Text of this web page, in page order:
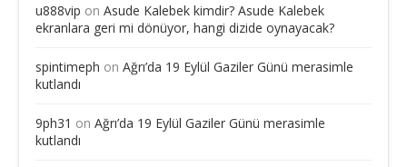
u888vip on Asude Kalebek kimdir? Asude Kalebek
ekranlara geri mi dönüyor, hangi dizide oynayacak?
spintimeph on Ağrı’da 19 Eylül Gaziler Günü merasimle
kutlandı
9ph31 on Ağrı’da 19 Eylül Gaziler Günü merasimle
kutlandı